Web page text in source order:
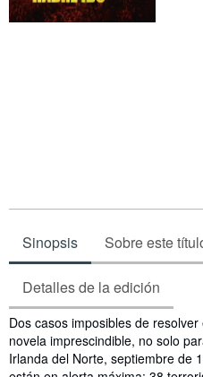
Sinopsis Sobre este
Detalles de la edición
Sinopsis
Dos casos imposibles de
novela imprescindible, no solo
Irlanda del Norte, septiembre de